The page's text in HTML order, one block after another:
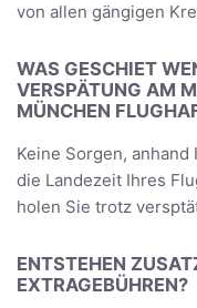
von allen gängigen
WAS GESCHIET
VERSPÄTUNG AM
MÜNCHEN
Keine Sorgen,
die Landezeit Ihres
holen Sie trotz
ENTSTEHEN
EXTRAGEBÜHREN?